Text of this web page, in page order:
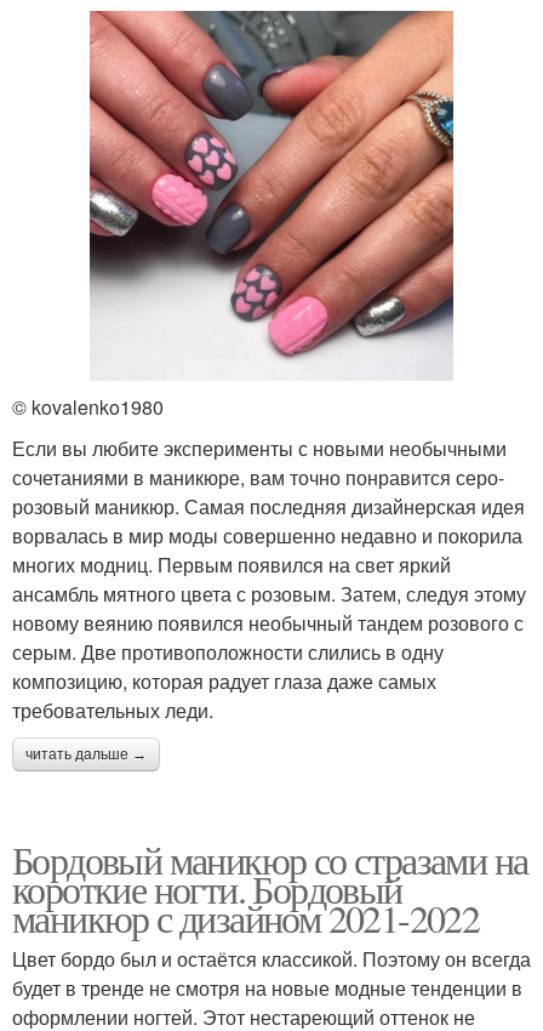
© kovalenko1980
Если вы любите эксперименты с новыми необычными
сочетаниями в маникюре, вам точно понравится серо-
розовый маникюр. Самая последняя дизайнерская идея
ворвалась в мир моды совершенно недавно и покорила
многих модниц. Первым появился на свет яркий
ансамбль мятного цвета с розовым. Затем, следуя этому
новому веянию появился необычный тандем розового с
серым. Две противоположности слились в одну
композицию, которая радует глаза даже самых
требовательных леди.
читать дальше →
Бордовый маникюр со стразами на
короткие ногти. Бордовый
маникюр с дизайном 2021-2022
Цвет бордо был и остаётся классикой. Поэтому он всегда
будет в тренде не смотря на новые модные тенденции в
оформлении ногтей. Этот нестареющий оттенок не